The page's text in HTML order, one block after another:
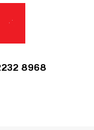
8968